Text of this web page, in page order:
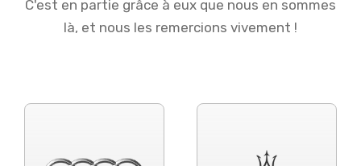
C'est en partie grâce à eux que nous en sommes
là, et nous les remercions vivement !